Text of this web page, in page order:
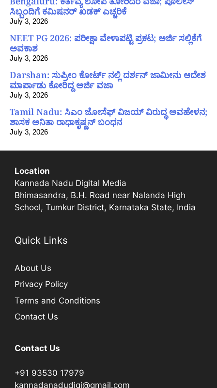
ಸಿಬ್ಬಂದಿಗೆ ಕಮಿಷನರ್ ಖಡಕ್ ಎಚ್ಚರಿಕೆ
July 3, 2026
NEET PG 2026: ಪರೀಕ್ಷಾ ವೇಳಾಪಟ್ಟಿ ಪ್ರಕಟ; ಅರ್ಜಿ ಸಲ್ಲಿಕೆಗೆ
ಅವಕಾಶ
July 3, 2026
Darshan: ಸುಪ್ರೀಂ ಕೋರ್ಟ್ ನಲ್ಲಿ ದರ್ಶನ್ ಜಾಮೀನು ಆದೇಶ
ಮಾರ್ಪಾಡು ಕೋರಿದ್ದ ಅರ್ಜಿ ವಜಾ
July 3, 2026
Tamil Nadu: ಸಿಎಂ ಜೋಸೆಫ್ ವಿಜಯ್ ವಿರುದ್ಧ ಅವಹೇಳನ;
ಶಾಸಕ ಅನಿತಾ ರಾಧಾಕೃಷ್ಣನ್ ಬಂಧನ
July 3, 2026
Location
Kannada Nadu Digital Media
Bhimasandra, B.H. Road near Nalanda High
School, Tumkur District, Karnataka State, India
Quick Links
About Us
Privacy Policy
Terms and Conditions
Contact Us
Contact Us
+91 93530 17979
kannadanadudigi@gmail.com